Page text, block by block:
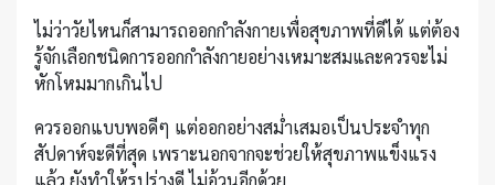
ไม่ว่าวัยไหนก็สามารถออกกำลังกายเพื่อสุขภาพที่ดีได้ แต่ต้อง
รู้จักเลือกชนิดการออกกำลังกายอย่างเหมาะสมและควรจะไม่
หักโหมมากเกินไป
ควรออกแบบพอดีๆ แต่ออกอย่างสม่ำเสมอเป็นประจำทุก
สัปดาห์จะดีที่สุด เพราะนอกจากจะช่วยให้สุขภาพแข็งแรง
แล้ว ยังทำให้รูปร่างดี ไม่อ้วนอีกด้วย